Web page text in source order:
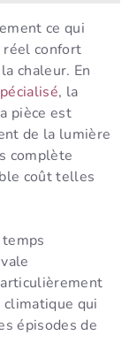
ce qui
réel confort
chaleur. En
, la
pièce est
de la lumière
complète
coût telles
climatique qui
épisodes de